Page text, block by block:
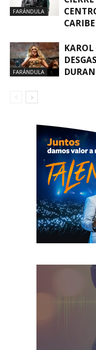
FARÁNDULA
CARIBE
FARÁNDULA
KAROL